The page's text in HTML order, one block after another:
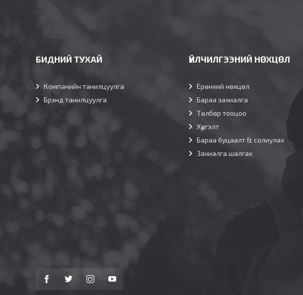
БИДНИЙ ТУХАЙ
Компанийн танилцуулга
Брэнд танилцуулга
ҮЙЛЧИЛГЭЭНИЙ НӨХЦӨЛ
Ерөнхий нөхцөл
Бараа захиалга
Төлбөр тооцоо
Хүргэлт
Бараа буцаалт & солиулах
Захиалга шалгах